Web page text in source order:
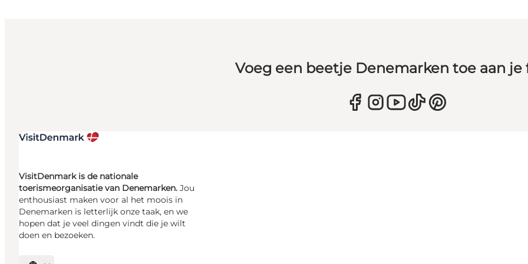
Voeg een beetje Denemarken toe aan je
VisitDenmark is de nationale
toerismeorganisatie van Denemarken. Jou
enthousiast maken voor al het moois in
Denemarken is letterlijk onze taak, en we
hopen dat je veel dingen vindt die je wilt
doen en bezoeken.